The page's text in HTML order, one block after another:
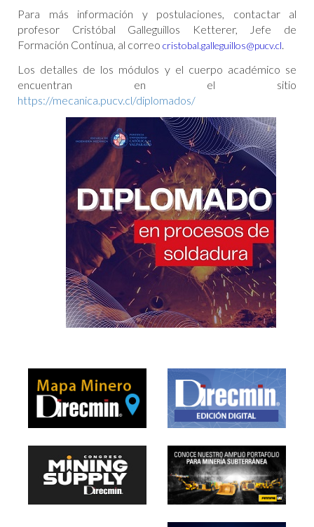
Para más información y postulaciones, contactar al
profesor Cristóbal Galleguillos Ketterer, Jefe de
Formación Continua, al correo cristobal.galleguillos@pucv.cl.
Los detalles de los módulos y el cuerpo académico se
encuentran en el sitio
https://mecanica.pucv.cl/diplomados/